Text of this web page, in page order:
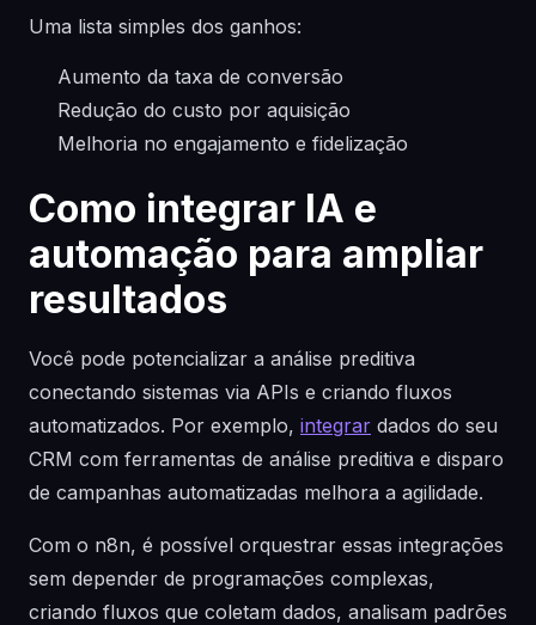
Uma lista simples dos ganhos:
Aumento da taxa de conversão
Redução do custo por aquisição
Melhoria no engajamento e fidelização
Como integrar IA e
automação para ampliar
resultados
Você pode potencializar a análise preditiva
conectando sistemas via APIs e criando fluxos
automatizados. Por exemplo, integrar dados do seu
CRM com ferramentas de análise preditiva e disparo
de campanhas automatizadas melhora a agilidade.
Com o n8n, é possível orquestrar essas integrações
sem depender de programações complexas,
criando fluxos que coletam dados, analisam padrões